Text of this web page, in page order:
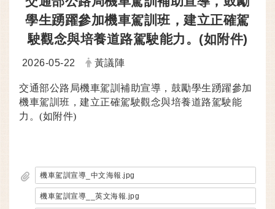
學生踴躍參加機車駕訓班，建立正確駕
駛觀念與培養道路駕駛能力。(如附件)
日期：
2026-05-22 發布者：
黃議陣
交通部公路局機車駕訓補助宣導，鼓勵學生踴躍參加
機車駕訓班，建立正確駕駛觀念與培養道路駕駛能
力。 (如附件)
機車駕訓宣導_中文海報.jpg
機車駕訓宣導__英文海報.jpg